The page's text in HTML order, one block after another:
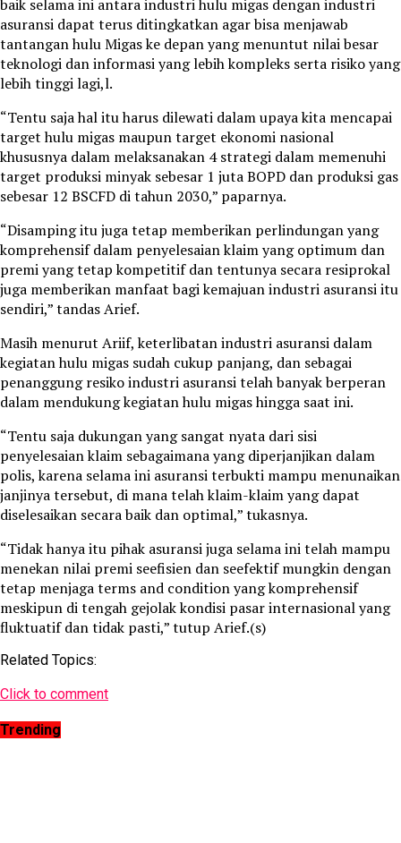
baik selama ini antara industri hulu migas dengan industri
asuransi dapat terus ditingkatkan agar bisa menjawab
tantangan hulu Migas ke depan yang menuntut nilai besar
teknologi dan informasi yang lebih kompleks serta risiko yang
lebih tinggi lagi,l.
“Tentu saja hal itu harus dilewati dalam upaya kita mencapai
target hulu migas maupun target ekonomi nasional
khususnya dalam melaksanakan 4 strategi dalam memenuhi
target produksi minyak sebesar 1 juta BOPD dan produksi gas
sebesar 12 BSCFD di tahun 2030,” paparnya.
“Disamping itu juga tetap memberikan perlindungan yang
komprehensif dalam penyelesaian klaim yang optimum dan
premi yang tetap kompetitif dan tentunya secara resiprokal
juga memberikan manfaat bagi kemajuan industri asuransi itu
sendiri,” tandas Arief.
Masih menurut Ariif, keterlibatan industri asuransi dalam
kegiatan hulu migas sudah cukup panjang, dan sebagai
penanggung resiko industri asuransi telah banyak berperan
dalam mendukung kegiatan hulu migas hingga saat ini.
“Tentu saja dukungan yang sangat nyata dari sisi
penyelesaian klaim sebagaimana yang diperjanjikan dalam
polis, karena selama ini asuransi terbukti mampu menunaikan
janjinya tersebut, di mana telah klaim-klaim yang dapat
diselesaikan secara baik dan optimal,” tukasnya.
“Tidak hanya itu pihak asuransi juga selama ini telah mampu
menekan nilai premi seefisien dan seefektif mungkin dengan
tetap menjaga terms and condition yang komprehensif
meskipun di tengah gejolak kondisi pasar internasional yang
fluktuatif dan tidak pasti,” tutup Arief.(s)
Related Topics:
Click to comment
Trending